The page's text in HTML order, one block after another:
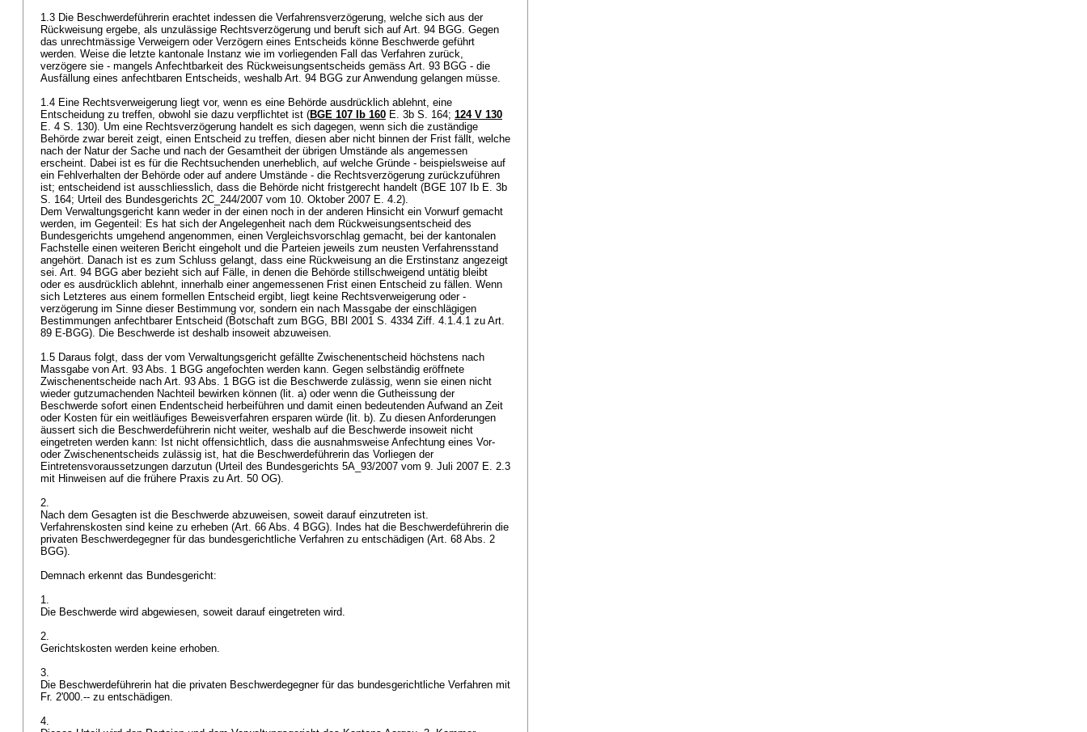
1.3 Die Beschwerdeführerin erachtet indessen die Verfahrensverzögerung, welche sich aus der
Rückweisung ergebe, als unzulässige Rechtsverzögerung und beruft sich auf Art. 94 BGG. Gegen
das unrechtmässige Verweigern oder Verzögern eines Entscheids könne Beschwerde geführt
werden. Weise die letzte kantonale Instanz wie im vorliegenden Fall das Verfahren zurück,
verzögere sie - mangels Anfechtbarkeit des Rückweisungsentscheids gemäss Art. 93 BGG - die
Ausfällung eines anfechtbaren Entscheids, weshalb Art. 94 BGG zur Anwendung gelangen müsse.
1.4 Eine Rechtsverweigerung liegt vor, wenn es eine Behörde ausdrücklich ablehnt, eine
Entscheidung zu treffen, obwohl sie dazu verpflichtet ist (BGE 107 Ib 160 E. 3b S. 164; 124 V 130
E. 4 S. 130). Um eine Rechtsverzögerung handelt es sich dagegen, wenn sich die zuständige
Behörde zwar bereit zeigt, einen Entscheid zu treffen, diesen aber nicht binnen der Frist fällt, welche
nach der Natur der Sache und nach der Gesamtheit der übrigen Umstände als angemessen
erscheint. Dabei ist es für die Rechtsuchenden unerheblich, auf welche Gründe - beispielsweise auf
ein Fehlverhalten der Behörde oder auf andere Umstände - die Rechtsverzögerung zurückzuführen
ist; entscheidend ist ausschliesslich, dass die Behörde nicht fristgerecht handelt (BGE 107 Ib E. 3b
S. 164; Urteil des Bundesgerichts 2C_244/2007 vom 10. Oktober 2007 E. 4.2).
Dem Verwaltungsgericht kann weder in der einen noch in der anderen Hinsicht ein Vorwurf gemacht
werden, im Gegenteil: Es hat sich der Angelegenheit nach dem Rückweisungsentscheid des
Bundesgerichts umgehend angenommen, einen Vergleichsvorschlag gemacht, bei der kantonalen
Fachstelle einen weiteren Bericht eingeholt und die Parteien jeweils zum neusten Verfahrensstand
angehört. Danach ist es zum Schluss gelangt, dass eine Rückweisung an die Erstinstanz angezeigt
sei. Art. 94 BGG aber bezieht sich auf Fälle, in denen die Behörde stillschweigend untätig bleibt
oder es ausdrücklich ablehnt, innerhalb einer angemessenen Frist einen Entscheid zu fällen. Wenn
sich Letzteres aus einem formellen Entscheid ergibt, liegt keine Rechtsverweigerung oder -
verzögerung im Sinne dieser Bestimmung vor, sondern ein nach Massgabe der einschlägigen
Bestimmungen anfechtbarer Entscheid (Botschaft zum BGG, BBl 2001 S. 4334 Ziff. 4.1.4.1 zu Art.
89 E-BGG). Die Beschwerde ist deshalb insoweit abzuweisen.
1.5 Daraus folgt, dass der vom Verwaltungsgericht gefällte Zwischenentscheid höchstens nach
Massgabe von Art. 93 Abs. 1 BGG angefochten werden kann. Gegen selbständig eröffnete
Zwischenentscheide nach Art. 93 Abs. 1 BGG ist die Beschwerde zulässig, wenn sie einen nicht
wieder gutzumachenden Nachteil bewirken können (lit. a) oder wenn die Gutheissung der
Beschwerde sofort einen Endentscheid herbeiführen und damit einen bedeutenden Aufwand an Zeit
oder Kosten für ein weitläufiges Beweisverfahren ersparen würde (lit. b). Zu diesen Anforderungen
äussert sich die Beschwerdeführerin nicht weiter, weshalb auf die Beschwerde insoweit nicht
eingetreten werden kann: Ist nicht offensichtlich, dass die ausnahmsweise Anfechtung eines Vor-
oder Zwischenentscheids zulässig ist, hat die Beschwerdeführerin das Vorliegen der
Eintretensvoraussetzungen darzutun (Urteil des Bundesgerichts 5A_93/2007 vom 9. Juli 2007 E. 2.3
mit Hinweisen auf die frühere Praxis zu Art. 50 OG).
2.
Nach dem Gesagten ist die Beschwerde abzuweisen, soweit darauf einzutreten ist.
Verfahrenskosten sind keine zu erheben (Art. 66 Abs. 4 BGG). Indes hat die Beschwerdeführerin die
privaten Beschwerdegegner für das bundesgerichtliche Verfahren zu entschädigen (Art. 68 Abs. 2
BGG).
Demnach erkennt das Bundesgericht:
1.
Die Beschwerde wird abgewiesen, soweit darauf eingetreten wird.
2.
Gerichtskosten werden keine erhoben.
3.
Die Beschwerdeführerin hat die privaten Beschwerdegegner für das bundesgerichtliche Verfahren mit
Fr. 2'000.-- zu entschädigen.
4.